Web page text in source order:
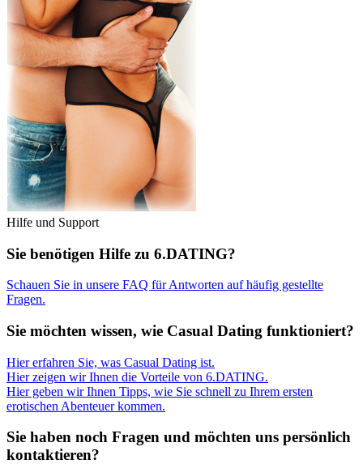
Hilfe und Support
Sie benötigen Hilfe zu 6.DATING?
Schauen Sie in unsere FAQ für Antworten auf häufig gestellte
Fragen.
Sie möchten wissen, wie Casual Dating funktioniert?
Hier erfahren Sie, was Casual Dating ist.
Hier zeigen wir Ihnen die Vorteile von 6.DATING.
Hier geben wir Ihnen Tipps, wie Sie schnell zu Ihrem ersten
erotischen Abenteuer kommen.
Sie haben noch Fragen und möchten uns persönlich
kontaktieren?